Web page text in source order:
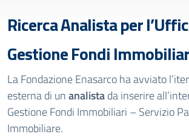
Ricerca Analista per
Gestione Fondi
La Fondazione Enasarco ha avviato
esterna di unanalistada inserire
Gestione Fondi Immobiliari – Servizio
Immobiliare.